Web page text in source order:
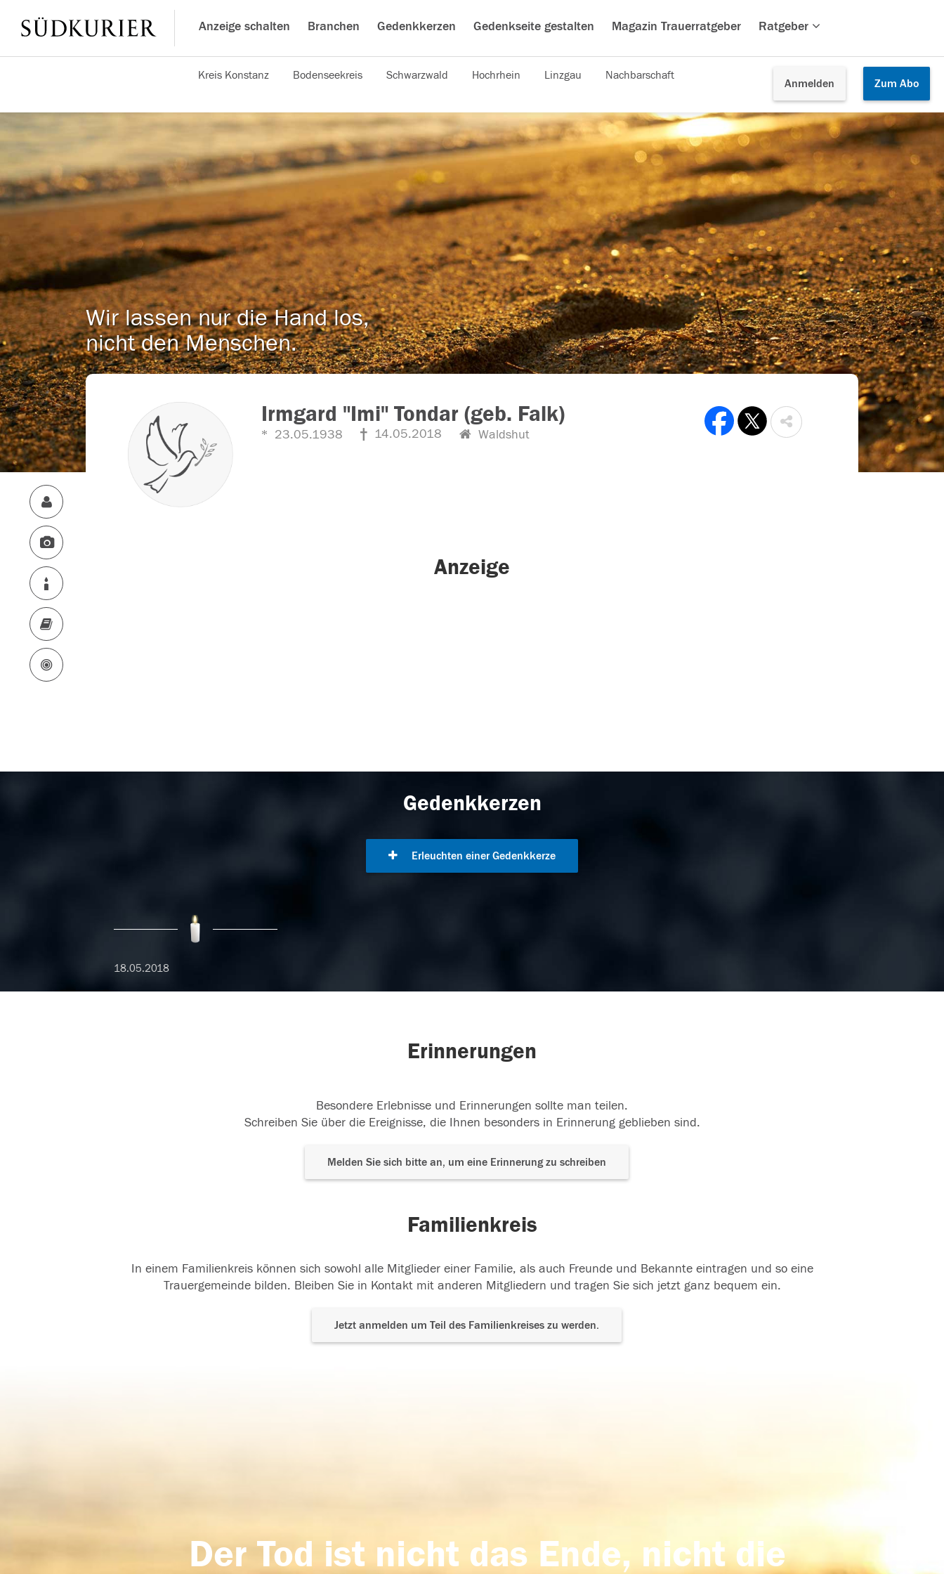
Anzeige schalten Branchen Gedenkkerzen Gedenkseite gestalten Magazin Trauerratgeber Ratgeber
Anmelden Zum Abo
Kreis Konstanz Bodenseekreis Schwarzwald Hochrhein Linzgau Nachbarschaft
Wir lassen nur die Hand los,
nicht den Menschen.
Irmgard "Imi" Tondar (geb. Falk)
23.05.1938 14.05.2018 Waldshut
Anzeige
Gedenkkerzen
Erleuchten einer Gedenkkerze
18.05.2018
Erinnerungen
Besondere Erlebnisse und Erinnerungen sollte man teilen.
Schreiben Sie über die Ereignisse, die Ihnen besonders in Erinnerung geblieben sind.
Melden Sie sich bitte an, um eine Erinnerung zu schreiben
Familienkreis
In einem Familienkreis können sich sowohl alle Mitglieder einer Familie, als auch Freunde und Bekannte eintragen und so eine
Trauergemeinde bilden. Bleiben Sie in Kontakt mit anderen Mitgliedern und tragen Sie sich jetzt ganz bequem ein.
Jetzt anmelden um Teil des Familienkreises zu werden.
Der Tod ist nicht das Ende, nicht die